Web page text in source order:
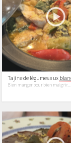
Tajine de légumes aux
Bien manger pour bien maigrir...